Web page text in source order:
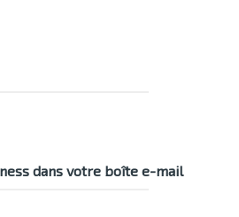
dans votre boîte e-mail